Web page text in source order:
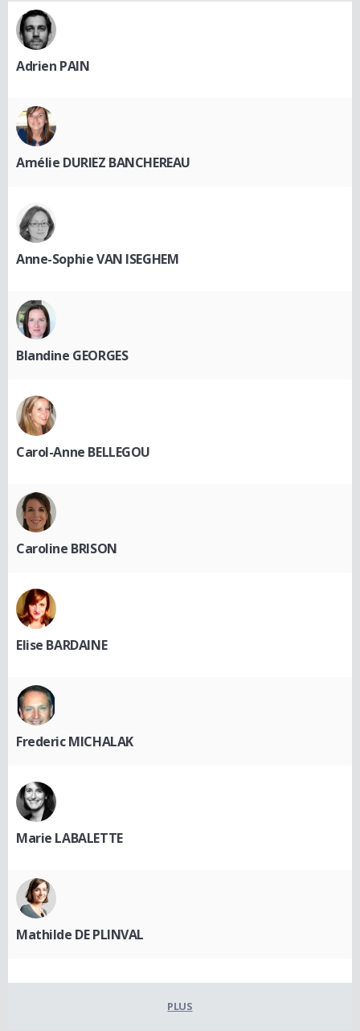
Adrien PAIN
Amélie DURIEZ BANCHEREAU
Anne-Sophie VAN ISEGHEM
Blandine GEORGES
Carol-Anne BELLEGOU
Caroline BRISON
Elise BARDAINE
Frederic MICHALAK
Marie LABALETTE
Mathilde DE PLINVAL
PLUS